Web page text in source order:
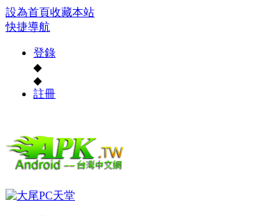
設為首頁收藏本站
快捷導航
登錄
◆
◆
註冊